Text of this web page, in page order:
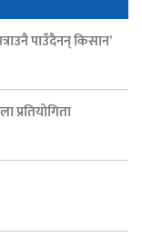
पाउँदैनन् किसान’
प्रतियोगिता